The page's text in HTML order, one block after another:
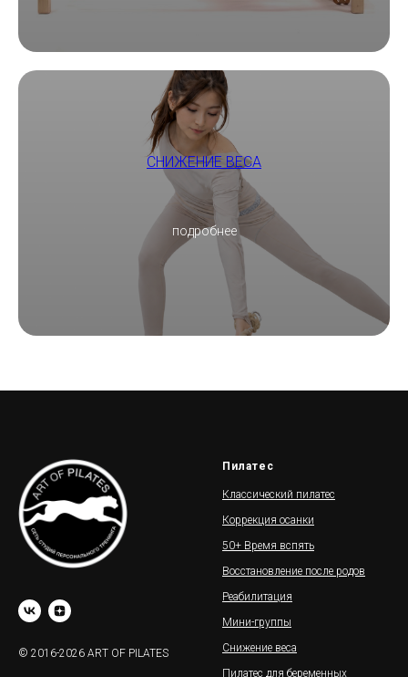
СНИЖЕНИЕ ВЕСА
подробнее
© 2016-2026 ART OF PILATES
Пилатес
Классический пилатес
Коррекция осанки
50+ Время вспять
Восстановление после родов
Реабилитация
Мини-группы
Снижение веса
Пилатес для беременных